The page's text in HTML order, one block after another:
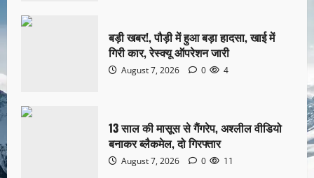
बड़ी खबर!, पौड़ी में हुआ बड़ा हादसा, खाई में
गिरी कार, रेस्क्यू ऑपरेशन जारी
August 7, 2026 0 4
13 साल की मासूस से गैंगरेप, अश्लील वीडियो
बनाकर ब्लैकमेल, दो गिरफ्तार
August 7, 2026 0 11